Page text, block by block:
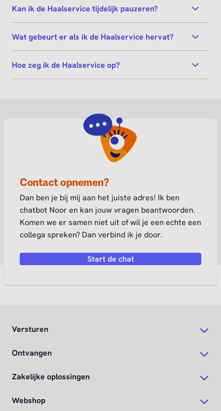
Kan ik de Haalservice tijdelijk pauzeren?
Wat gebeurt er als ik de Haalservice hervat?
Hoe zeg ik de Haalservice op?
Contact opnemen?
Dan ben je bij mij aan het juiste adres! Ik ben
chatbot Noor en kan jouw vragen beantwoorden.
Komen we er samen niet uit of wil je een echte een
collega spreken? Dan verbind ik je door.
Start de chat
Versturen
Ontvangen
Zakelijke oplossingen
Webshop